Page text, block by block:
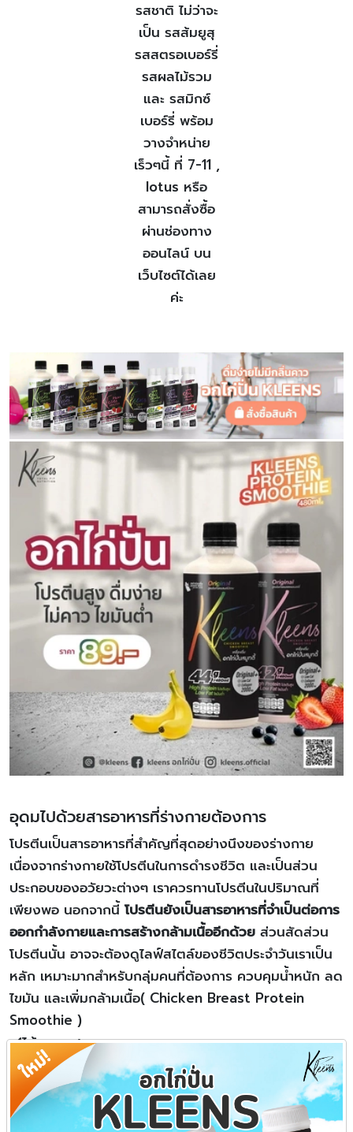
รสชาติ ไม่ว่าจะ
เป็น รสส้มยูสุ
รสสตรอเบอร์รี่
รสผลไม้รวม
และ รสมิกซ์
เบอร์รี่ พร้อม
วางจำหน่าย
เร็วๆนี้ ที่ 7-11 ,
lotus หรือ
สามารถสั่งซื้อ
ผ่านช่องทาง
ออนไลน์ บน
เว็บไซต์ได้เลย
ค่ะ
อุดมไปด้วยสารอาหารที่ร่างกายต้องการ
โปรตีนเป็นสารอาหารที่สำคัญที่สุดอย่างนึงของร่างกาย
เนื่องจากร่างกายใช้โปรตีนในการดำรงชีวิต และเป็นส่วน
ประกอบของอวัยวะต่างๆ เราควรทานโปรตีนในปริมาณที่
เพียงพอ นอกจากนี้โปรตีนยังเป็นสารอาหารที่จำเป็นต่อการ
ออกกำลังกายและการสร้างกล้ามเนื้ออีกด้วย ส่วนสัดส่วน
โปรตีนนั้น อาจจะต้องดูไลฟ์สไตล์ของชีวิตประจำวันเราเป็น
หลัก เหมาะมากสำหรับกลุ่มคนที่ต้องการ ควบคุมน้ำหนัก ลด
ไขมัน และเพิ่มกล้ามเนื้อ( Chicken Breast Protein
Smoothie )
✔️ได้มาตราฐาน อย.
✔️สามารถปรับกินทดแทนมื้ออาหารได้
✔️ไขมันต่ำ
✔️อิ่มอยู่ท้อง